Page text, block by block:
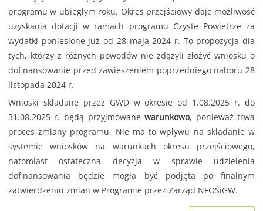
programu w ubiegłym roku. Okres przejściowy daje możliwość
uzyskania dotacji w ramach programu Czyste Powietrze za
wydatki poniesione już od 28 maja 2024 r. To propozycja dla
tych, którzy z różnych powodów nie zdążyli złożyć wniosku o
dofinansowanie przed zawieszeniem poprzedniego naboru 28
listopada 2024 r.
Wnioski składane przez GWD w okresie od 1.08.2025 r. do
31.08.2025 r. będą przyjmowanewarunkowo, ponieważ trwa
proces zmiany programu. Nie ma to wpływu na składanie w
systemie wniosków na warunkach okresu przejściowego,
natomiast ostateczna decyzja w sprawie udzielenia
dofinansowania będzie mogła być podjęta po finalnym
zatwierdzeniu zmian w Programie przez Zarząd NFOŚiGW.